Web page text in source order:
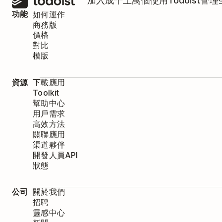
功能 如何運作
商務版
價格
對比
模版
資源 下載應用
Toolkit
幫助中心
用戶需求
高效方法
關聯應用
渠道夥伴
開發人員API
狀態
公司
關於我們
招聘
靈感中心